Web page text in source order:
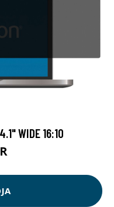
WIDE 16:10